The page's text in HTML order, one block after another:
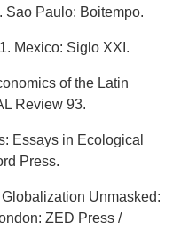
Sao Paulo: Boitempo.
Mexico: Siglo XXI.
of the Latin
Review 93.
Essays in Ecological
Press.
Unmasked:
ZED Press /